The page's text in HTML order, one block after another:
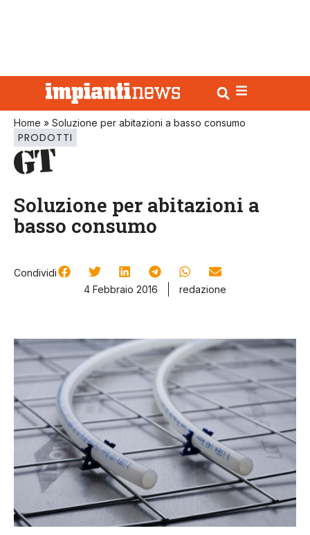
Home » Soluzione per abitazioni a basso consumo
PRODOTTI
Soluzione per abitazioni a
basso consumo
Condividi
4 Febbraio 2016
redazione